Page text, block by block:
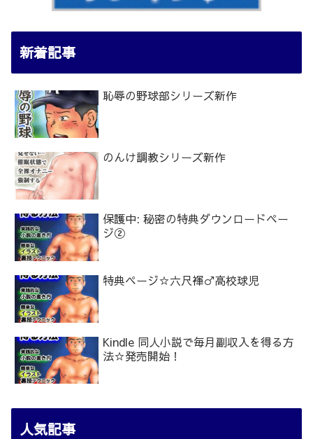
新着記事
恥辱の野球部シリーズ新作
のんけ調教シリーズ新作
保護中: 秘密の特典ダウンロードペー
ジ②
特典ページ☆六尺褌♂高校球児
Kindle 同人小説で毎月副収入を得る方
法☆発売開始！
人気記事